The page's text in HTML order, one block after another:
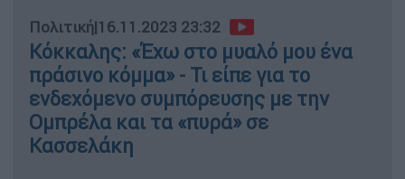
Πολιτική|16.11.2023 23:32
Κόκκαλης: «Έχω στο μυαλό μου ένα
πράσινο κόμμα» - Τι είπε για το
ενδεχόμενο συμπόρευσης με την
Ομπρέλα και τα «πυρά» σε
Κασσελάκη